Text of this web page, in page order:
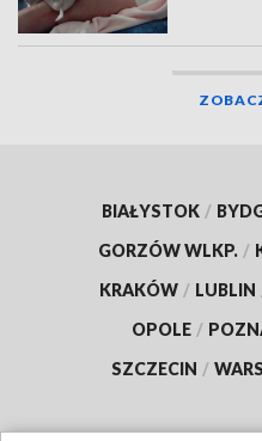
BIAŁYSTOK /
GORZÓW WLKP. /
KRAKÓW / LUBLIN
OPOLE /
SZCZECIN /